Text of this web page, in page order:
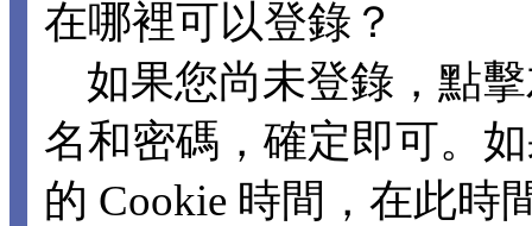
在哪裡可以登錄？
如果您尚未登錄，點
名和密碼，確定即可。
的 Cookie 時間，在此時